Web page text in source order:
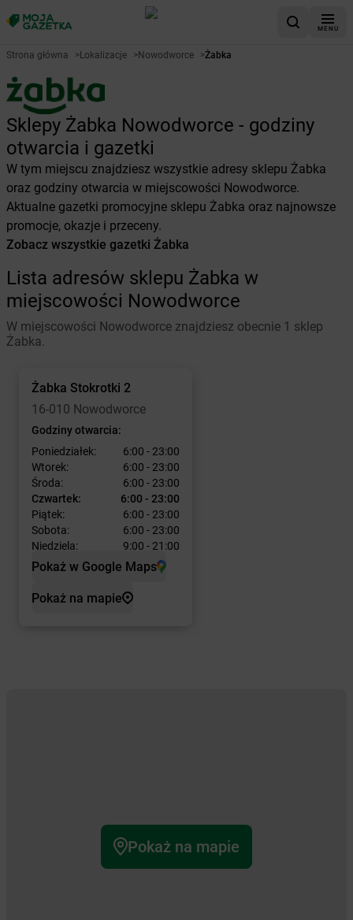
MENU
Strona główna >Lokalizacje >Nowodworce >Żabka
Sklepy Żabka Nowodworce - godziny
otwarcia i gazetki
W tym miejscu znajdziesz wszystkie adresy sklepu Żabka
oraz godziny otwarcia w miejscowości Nowodworce.
Aktualne gazetki promocyjne sklepu Żabka oraz najnowsze
promocje, okazje i przeceny.
Zobacz wszystkie gazetki Żabka
Lista adresów sklepu Żabka w
miejscowości Nowodworce
W miejscowości Nowodworce znajdziesz obecnie 1 sklep
Żabka.
Żabka Stokrotki 2
16-010 Nowodworce
Godziny otwarcia:
Poniedziałek:
6:00 - 23:00
Wtorek:
6:00 - 23:00
Środa:
6:00 - 23:00
Czwartek:
6:00 - 23:00
Piątek:
6:00 - 23:00
Sobota:
6:00 - 23:00
Niedziela:
9:00 - 21:00
Pokaż w Google Maps
Pokaż na mapie
Pokaż na mapie